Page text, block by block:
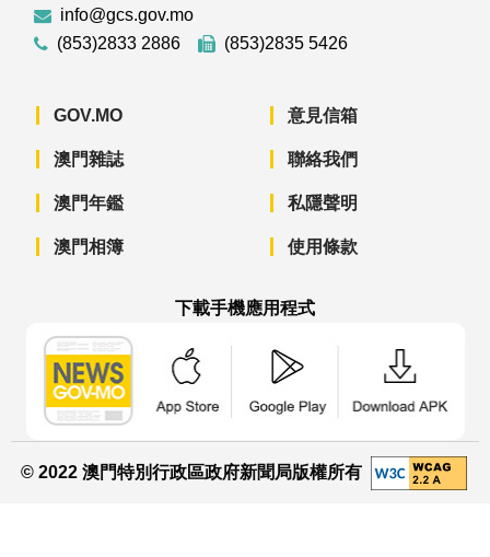
info@gcs.gov.mo
(853)2833 2886
(853)2835 5426
GOV.MO
澳門雜誌
澳門年鑑
澳門相簿
意見信箱
聯絡我們
私隱聲明
使用條款
下載手機應用程式
© 2022 澳門特別行政區政府新聞局版權所有